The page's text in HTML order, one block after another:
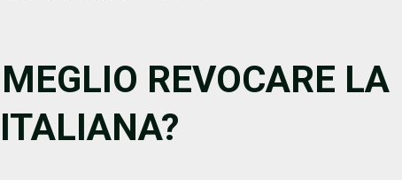
REVOCARE LA